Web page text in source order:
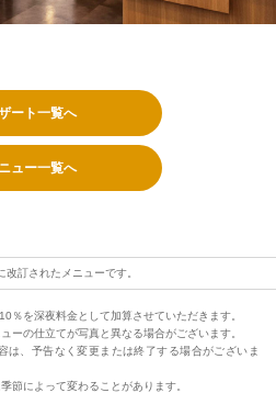
ート一覧へ
ュー一覧へ
訂されたメニューです。
％を深夜料金として加算させていただきます。
ーの仕立てが写真と異なる場合がございます。
は、予告なく変更または終了する場合がございま
節によって変わることがあります。